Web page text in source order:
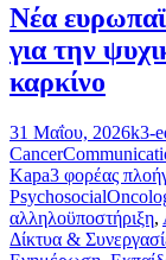
Νέα
για την
καρκίνο
31 Μαΐου, 2026k3-
Kapa3 φορέας
αλληλοϋποστήριξη,
Δίκτυα &